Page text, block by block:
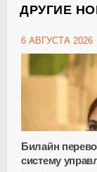
ДРУГИЕ
6 АВГУСТА 2026
Билайн
систему